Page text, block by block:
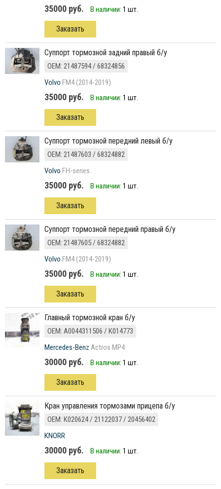
35000 руб. В наличии: 1 шт.
Заказать
суппорт тормозной задний правый б/у
ОЕМ: 21487594 / 68324856
Volvo FM4 (2014-2019)
35000 руб. В наличии: 1 шт.
Заказать
суппорт тормозной передний левый б/у
ОЕМ: 21487603 / 68324882
Volvo FH-series.
35000 руб. В наличии: 1 шт.
Заказать
суппорт тормозной передний правый б/у
ОЕМ: 21487605 / 68324882
Volvo FM4 (2014-2019)
35000 руб. В наличии: 1 шт.
Заказать
Главный тормозной кран б/у
ОЕМ: A0044311506 / K014773
Mercedes-Benz Actros MP4
30000 руб. В наличии: 1 шт.
Заказать
кран управления тормозами прицепа б/у
ОЕМ: K020624 / 21122037 / 20456402
KNORR
30000 руб. В наличии: 1 шт.
Заказать